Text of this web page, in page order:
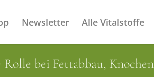
Newsletter Alle Vitalstoffe
bei Fettabbau,